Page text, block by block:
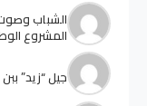
الشباب
المشروع
جيل “زيد”